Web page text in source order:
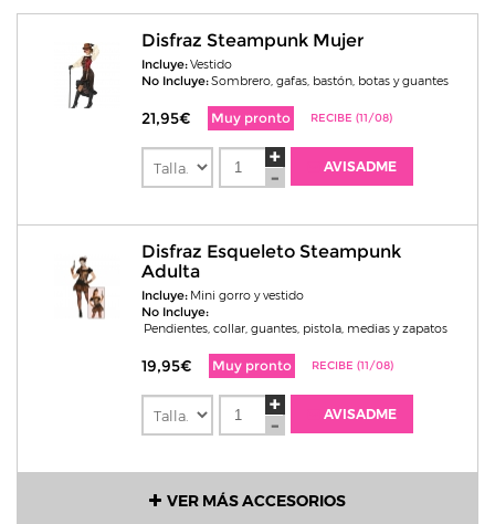
Disfraz Steampunk Mujer
Incluye:Vestido
No Incluye:Sombrero, gafas, bastón, botas y guantes
21,95€ Muy pronto RECIBE (11/08)
AVISADME
Disfraz Esqueleto Steampunk
Adulta
Incluye: Mini gorro y vestido
No Incluye:
Pendientes, collar, guantes, pistola, medias y zapatos
19,95€ Muy pronto RECIBE (11/08)
AVISADME
VER MÁS ACCESORIOS